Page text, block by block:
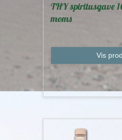
THY spiritusgave
moms
Vis